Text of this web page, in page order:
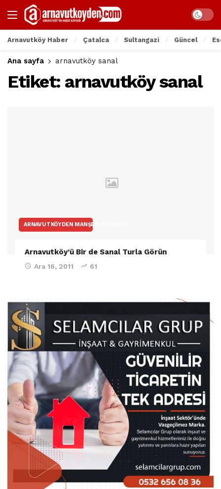
Arnavutköy Haber Çatalca Sultangazi Güncel
Ana sayfa arnavutköy sanal
Etiket: arnavutköy sanal
ARNAVUTKÖYDEN MANŞET HABERLER
Arnavutköy’ü Bir de Sanal Turla Görün
Ara 16, 2011 61